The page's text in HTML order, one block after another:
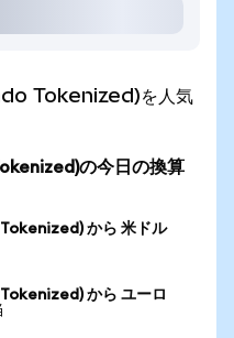
Tokenized)を人気
の今日の換算
から 米ドル
から ユーロ